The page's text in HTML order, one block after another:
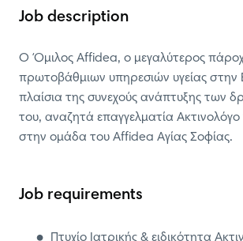
Job description
O Όμιλος Affidea, o μεγαλύτερος
πρωτοβάθμιων υπηρεσιών υγείας
πλαίσια της συνεχούς ανάπτυξης των
του, αναζητά επαγγελματία Ακτινολόγο
στην ομάδα του Affidea Aγίας Σοφίας.
Job requirements
Πτυχίο Ιατρικής & ειδικότητα